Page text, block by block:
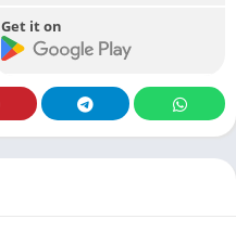
Get it on